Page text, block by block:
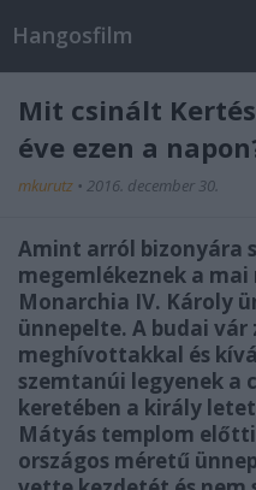
Hangosfilm
Mit csinált
éve ezen a
mkurutz • 2016. december 30.
Amint arról bizonyára
megemlékeznek a mai
Monarchia IV. Károly
ünnepelte. A budai
meghívottakkal és
szemtanúi legyenek a
keretében a király
Mátyás templom
országos méretű